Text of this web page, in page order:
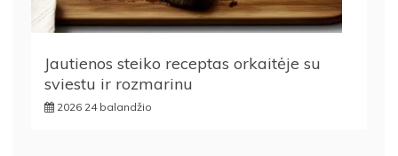
Jautienos steiko receptas orkaitėje su
sviestu ir rozmarinu
2026 24 balandžio